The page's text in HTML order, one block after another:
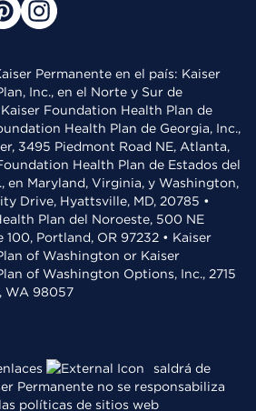
Permanente en el país: Kaiser
Inc., en el Norte y Sur de
Foundation Health Plan de
Health Plan de Georgia, Inc.,
3495 Piedmont Road NE, Atlanta,
Health Plan de Estados del
en Maryland, Virginia, y Washington,
Drive, Hyattsville, MD, 20785 •
Plan del Noroeste, 500 NE
Portland, OR 97232 • Kaiser
of Washington or Kaiser
of Washington Options, Inc., 2715
WA 98057
saldrá de
Permanente no se responsabiliza
políticas de sitios web